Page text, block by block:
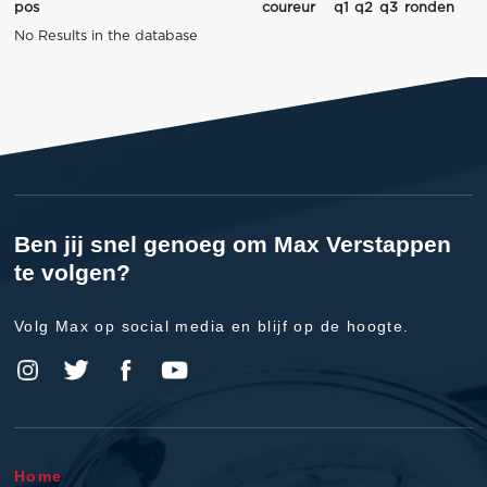
pos coureur q1 q2 q3 ronden
No Results in the database
Ben jij snel genoeg om Max Verstappen
te volgen?
Volg Max op social media en blijf op de hoogte.
Home